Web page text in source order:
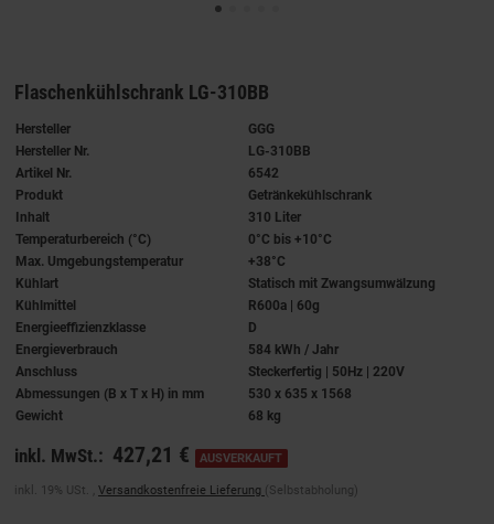
Flaschenkühlschrank LG-310BB
Hersteller
GGG
Hersteller Nr.
LG-310BB
Artikel Nr.
6542
Produkt
Getränkekühlschrank
Inhalt
310 Liter
Temperaturbereich (°C)
0°C bis +10°C
Max. Umgebungstemperatur
+38°C
Kühlart
Statisch mit Zwangsumwälzung
Kühlmittel
R600a | 60g
Energieeffizienzklasse
D
Energieverbrauch
584 kWh / Jahr
Anschluss
Steckerfertig | 50Hz | 220V
Abmessungen (B x T x H) in mm
530 x 635 x 1568
Gewicht
68 kg
inkl. MwSt.: 427,21 € AUSVERKAUFT
inkl. 19% USt. , Versandkostenfreie Lieferung (Selbstabholung)